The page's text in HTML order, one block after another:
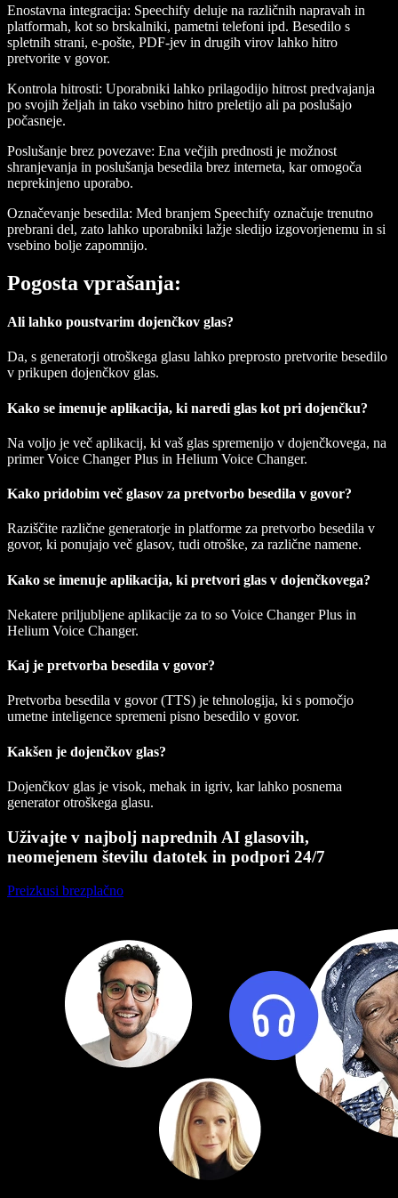
Enostavna integracija: Speechify deluje na različnih napravah in
platformah, kot so brskalniki, pametni telefoni ipd. Besedilo s
spletnih strani, e-pošte, PDF-jev in drugih virov lahko hitro
pretvorite v govor.
Kontrola hitrosti: Uporabniki lahko prilagodijo hitrost predvajanja
po svojih željah in tako vsebino hitro preletijo ali pa poslušajo
počasneje.
Poslušanje brez povezave: Ena večjih prednosti je možnost
shranjevanja in poslušanja besedila brez interneta, kar omogoča
neprekinjeno uporabo.
Označevanje besedila: Med branjem Speechify označuje trenutno
prebrani del, zato lahko uporabniki lažje sledijo izgovorjenemu in si
vsebino bolje zapomnijo.
Pogosta vprašanja:
Ali lahko poustvarim dojenčkov glas?
Da, s generatorji otroškega glasu lahko preprosto pretvorite besedilo
v prikupen dojenčkov glas.
Kako se imenuje aplikacija, ki naredi glas kot pri dojenčku?
Na voljo je več aplikacij, ki vaš glas spremenijo v dojenčkovega, na
primer Voice Changer Plus in Helium Voice Changer.
Kako pridobim več glasov za pretvorbo besedila v govor?
Raziščite različne generatorje in platforme za pretvorbo besedila v
govor, ki ponujajo več glasov, tudi otroške, za različne namene.
Kako se imenuje aplikacija, ki pretvori glas v dojenčkovega?
Nekatere priljubljene aplikacije za to so Voice Changer Plus in
Helium Voice Changer.
Kaj je pretvorba besedila v govor?
Pretvorba besedila v govor (TTS) je tehnologija, ki s pomočjo
umetne inteligence spremeni pisno besedilo v govor.
Kakšen je dojenčkov glas?
Dojenčkov glas je visok, mehak in igriv, kar lahko posnema
generator otroškega glasu.
Uživajte v najbolj naprednih AI glasovih,
neomejenem številu datotek in podpori 24/7
Preizkusi brezplačno